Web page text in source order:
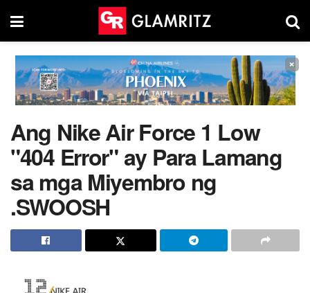
×
Ang Nike Air Force 1 Low
"404 Error" ay Para Lamang
sa mga Miyembro ng
.SWOOSH